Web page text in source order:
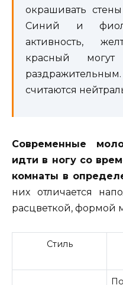
окрашивать
Синий и
активность,
красный могут
считаются
Современные
идти в ногу со
комнаты в
них отличается
расцветкой, формой
Стиль